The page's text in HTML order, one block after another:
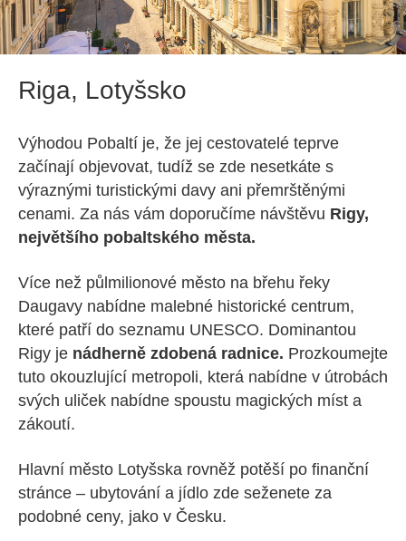
Riga, Lotyšsko
Výhodou Pobaltí je, že jej cestovatelé teprve
začínají objevovat, tudíž se zde nesetkáte s
výraznými turistickými davy ani přemrštěnými
cenami. Za nás vám doporučíme návštěvu Rigy,
největšího pobaltského města.
Více než půlmilionové město na břehu řeky
Daugavy nabídne malebné historické centrum,
které patří do seznamu UNESCO. Dominantou
Rigy je nádherně zdobená radnice. Prozkoumejte
tuto okouzlující metropoli, která nabídne v útrobách
svých uliček nabídne spoustu magických míst a
zákoutí.
Hlavní město Lotyšska rovněž potěší po finanční
stránce – ubytování a jídlo zde seženete za
podobné ceny, jako v Česku.